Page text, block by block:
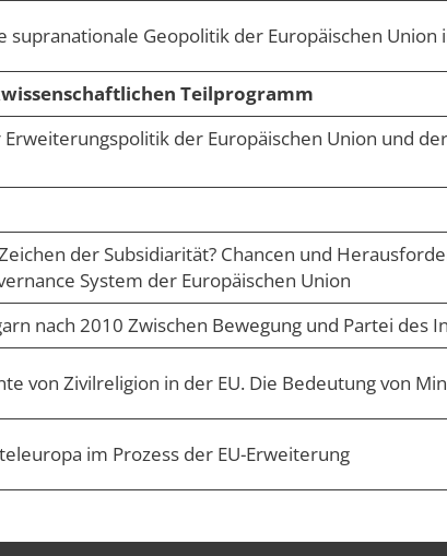
supranationale Geopolitik der Europäischen Union
Teilprogramm
der Europäischen Union und
der Subsidiarität? Chancen und
System der Europäischen Union
nach 2010 Zwischen Bewegung und Partei des
von Zivilreligion in der EU. Die Bedeutung von
im Prozess der EU-Erweiterung